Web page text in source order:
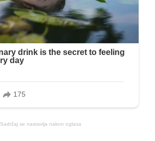
Sadržaj se nastavlja nakon oglasa